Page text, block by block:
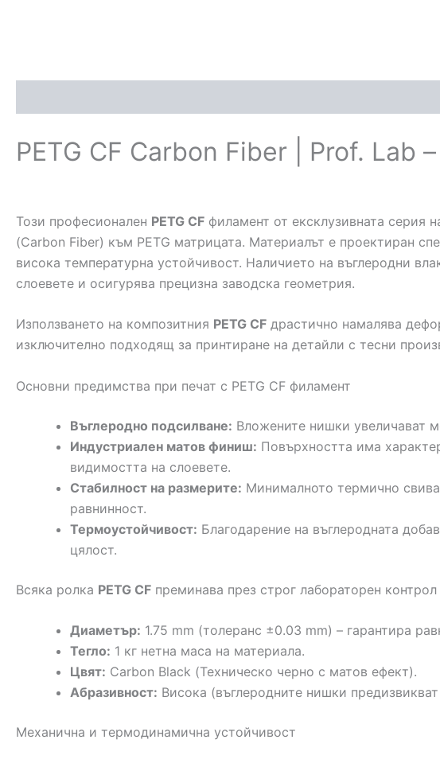
PETG CF Carbon Fiber | Prof. Lab
Този професионален PETG CF филамент от ексклузивната серия
(Carbon Fiber) към PETG матрицата. Материалът е проектиран
висока температурна устойчивост. Наличието на въглеродни
слоевете и осигурява прецизна заводска геометрия.
Използването на композитния PETG CF драстично намалява
изключително подходящ за принтиране на детайли с тесни
Основни предимства при печат с PETG CF филамент
Въглеродно подсилване: Вложените нишки увеличават
Индустриален матов финиш: Повърхността има
видимостта на слоевете.
Стабилност на размерите: Минималното термично
равнинност.
Термоустойчивост: Благодарение на въглеродната
цялост.
Всяка ролка PETG CF преминава през строг лабораторен
Диаметър: 1.75 mm (толеранс ±0.03 mm) – гарантира
Тегло: 1 кг нетна маса на материала.
Цвят: Carbon Black (Техническо черно с матов ефект).
Абразивност: Висока (въглеродните нишки
Механична и термодинамична устойчивост